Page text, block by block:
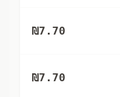
₪7.70
₪7.70